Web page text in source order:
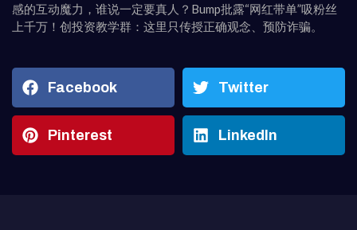
感的互动魔力，谁说一定要真人？Bump批露“网红带单”吸粉丝
上千万！创投资教学群：这里只传授正确观念、预防诈骗。
Facebook Twitter
Pinterest LinkedIn